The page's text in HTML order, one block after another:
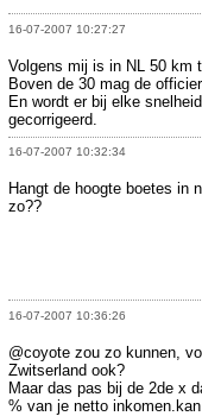
16-07-2007 10:27:27
Volgens mij is in NL 50 km
Boven de 30 mag de
En wordt er bij elke
gecorrigeerd.
16-07-2007 10:32:34
Hangt de hoogte boetes in
zo??
16-07-2007 10:36:26
@coyote zou zo kunnen,
Zwitserland ook?
Maar das pas bij de 2de x
% van je netto